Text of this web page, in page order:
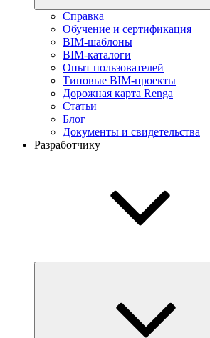
Справка
Обучение и сертификация
BIM-шаблоны
BIM-каталоги
Опыт пользователей
Типовые BIM-проекты
Дорожная карта Renga
Статьи
Блог
Документы и свидетельства
Разработчику